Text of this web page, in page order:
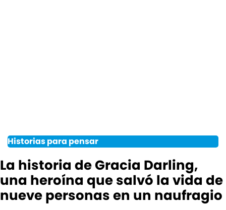
Historias para pensar
La historia de Gracia Darling,
una heroína que salvó la vida de
nueve personas en un naufragio